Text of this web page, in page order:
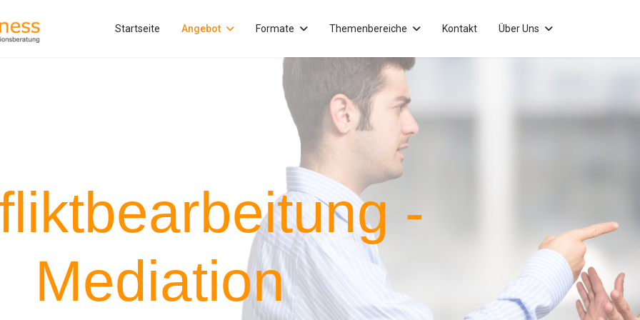
Startseite Angebot Formate Themenbereiche Kontakt Über Uns
-
Mediation